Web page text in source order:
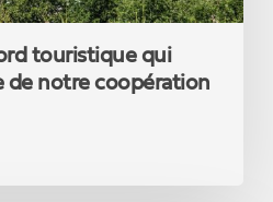
touristique qui
de notre coopération